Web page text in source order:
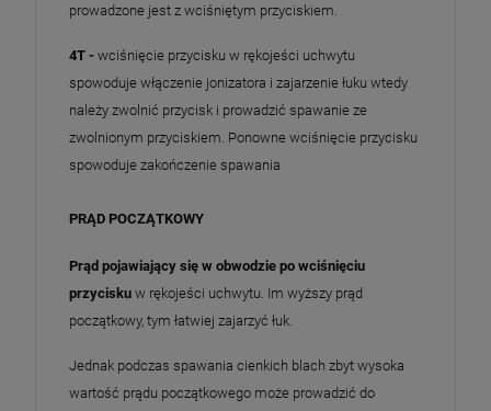
prowadzone jest z wciśniętym przyciskiem.
4T - wciśnięcie przycisku w rękojeści uchwytu
spowoduje włączenie jonizatora i zajarzenie łuku wtedy
należy zwolnić przycisk i prowadzić spawanie ze
zwolnionym przyciskiem. Ponowne wciśnięcie przycisku
spowoduje zakończenie spawania
PRĄD POCZĄTKOWY
Prąd pojawiający się w obwodzie po wciśnięciu
przycisku w rękojeści uchwytu. Im wyższy prąd
początkowy, tym łatwiej zajarzyć łuk.
Jednak podczas spawania cienkich blach zbyt wysoka
wartość prądu początkowego może prowadzić do